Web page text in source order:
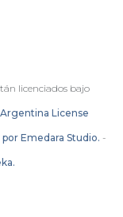
licenciados bajo
License
Emedara Studio. -